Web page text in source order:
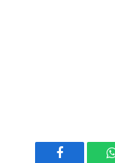
Facebook